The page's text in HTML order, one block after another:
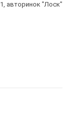
авторинок "Лоск"